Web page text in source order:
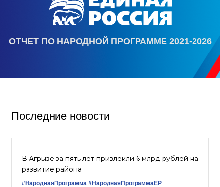
ОТЧЕТ ПО НАРОДНОЙ ПРОГРАММЕ 2021-2026
Последние новости
В Агрызе за пять лет привлекли 6 млрд рублей на
развитие района
#НароднаяПрограмма #НароднаяПрограммаЕР